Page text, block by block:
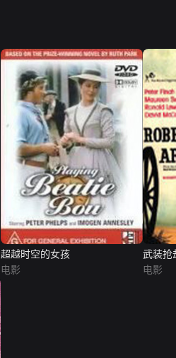
超越时空的女孩
电影
武装抢
电影